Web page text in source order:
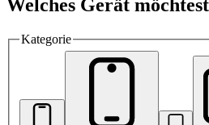
Welches Gerät
Kategorie